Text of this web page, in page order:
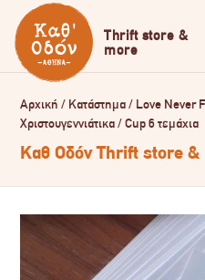
Αρχική / Κατάστημα/ Love Never
Χριστουγεννιάτικα/Cup 6 τεμάχια
Καθ Οδόν Thrift store &